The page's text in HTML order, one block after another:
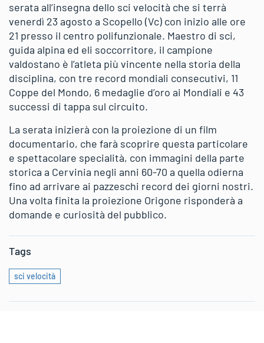
serata all’insegna dello sci velocità che si terrà
venerdì 23 agosto a Scopello (Vc) con inizio alle ore
21 presso il centro polifunzionale. Maestro di sci,
guida alpina ed eli soccorritore, il campione
valdostano è l’atleta più vincente nella storia della
disciplina, con tre record mondiali consecutivi, 11
Coppe del Mondo, 6 medaglie d’oro ai Mondiali e 43
successi di tappa sul circuito.
La serata inizierà con la proiezione di un film
documentario, che farà scoprire questa particolare
e spettacolare specialità, con immagini della parte
storica a Cervinia negli anni 60-70 a quella odierna
fino ad arrivare ai pazzeschi record dei giorni nostri.
Una volta finita la proiezione Origone risponderà a
domande e curiosità del pubblico.
Tags
sci velocità